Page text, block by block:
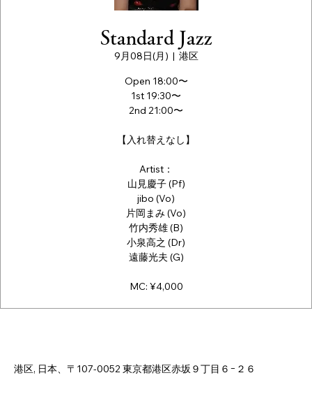
Standard Jazz
9月08日(月)
  |
港区
Open 18:00〜
1st 19:30〜
2nd 21:00〜
【入れ替えなし】
Artist：
山見慶子 (Pf)
jibo (Vo)
片岡まみ (Vo)
竹内秀雄 (B)
小泉高之 (Dr)
遠藤光夫 (G)
MC: ¥4,000
港区, 日本、〒107-0052 東京都港区赤坂９丁目６−２６